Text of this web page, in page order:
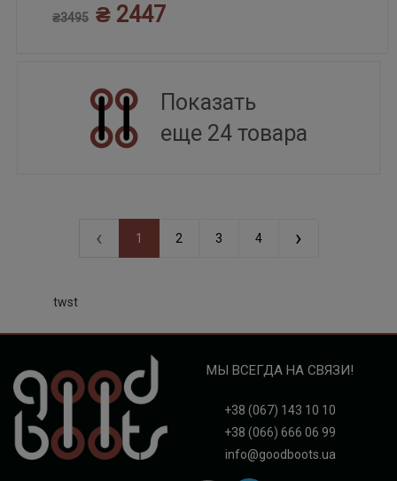
₴3495 ₴ 2447
Показать
еще 24 товара
‹ 1 2 3 4 ›
twst
МЫ ВСЕГДА НА СВЯЗИ!
+38 (067) 143 10 10
+38 (066) 666 06 99
info@goodboots.ua